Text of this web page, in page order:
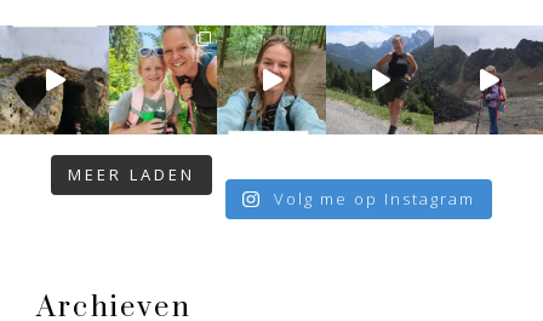
MEER LADEN
Volg me op Instagram
Footer
Archieven